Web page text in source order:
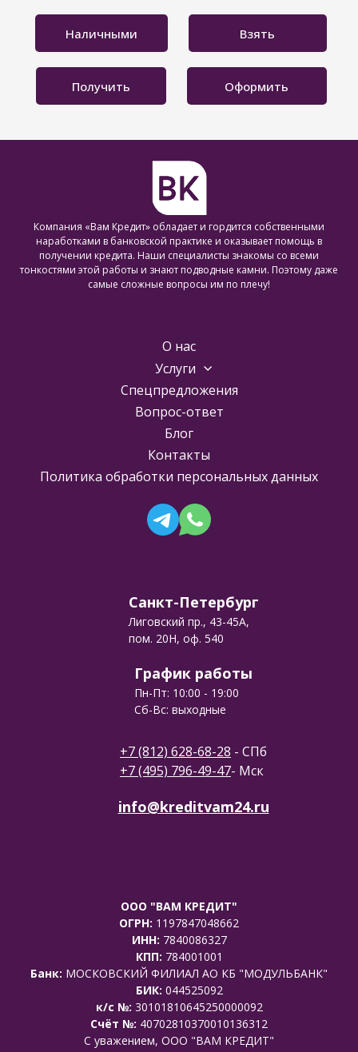
Получить
Взять
Оформить
Наличными
Компания «Вам Кредит» обладает и гордится собственными
наработками в банковской практике и оказывает помощь в
получении кредита. Наши специалисты знакомы со всеми
тонкостями этой работы и знают подводные камни. Поэтому даже
самые сложные вопросы им по плечу!
О нас
Услуги
Спецпредложения
Вопрос-ответ
Блог
Контакты
Политика обработки персональных данных
Санкт-Петербург
Лиговский пр., 43-45А,
пом. 20Н, оф. 540
График работы
Пн-Пт: 10:00 - 19:00
Сб-Вс: выходные
+7 (812) 628-68-28 - СПб
+7 (495) 796-49-47- Мск
info@kreditvam24.ru
ООО "ВАМ КРЕДИТ"
ОГРН: 1197847048662
ИНН: 7840086327
КПП: 784001001
Банк: МОСКОВСКИЙ ФИЛИАЛ АО КБ "МОДУЛЬБАНК"
БИК: 044525092
к/с №: 30101810645250000092
Счёт №: 40702810370010136312
C уважением, ООО "ВАМ КРЕДИТ"